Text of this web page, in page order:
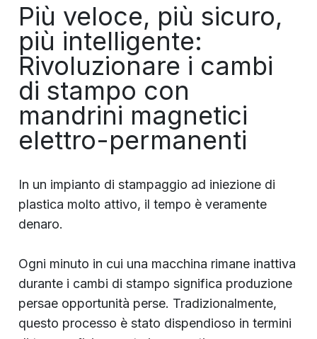
Più veloce, più sicuro,
più intelligente:
Rivoluzionare i cambi
di stampo con
mandrini magnetici
elettro-permanenti
In un impianto di stampaggio ad iniezione di
plastica molto attivo, il tempo è veramente
denaro.
Ogni minuto in cui una macchina rimane inattiva
durante i cambi di stampo significa produzione
persae opportunità perse. Tradizionalmente,
questo processo è stato dispendioso in termini